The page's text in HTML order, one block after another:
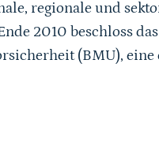
regionale und
2010 beschloss
(BMU), eine